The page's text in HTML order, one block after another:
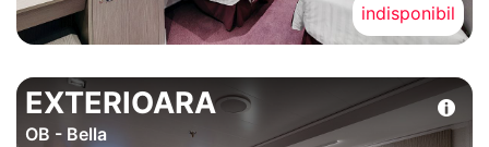
indisponibil
EXTERIOARA
OB - Bella